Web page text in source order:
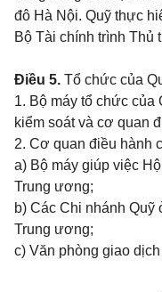
đô Hà Nội. Quỹ thực
Bộ Tài chính trình Thủ
Điều 5. Tổ chức của
1. Bộ máy tổ chức của
kiểm soát và cơ quan
2. Cơ quan điều hành
a) Bộ máy giúp việc
Trung ương;
b) Các Chi nhánh Quỹ
Trung ương;
c) Văn phòng giao